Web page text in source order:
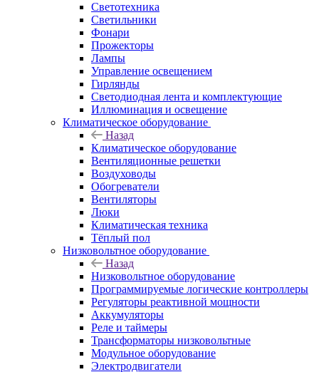
Светотехника
Светильники
Фонари
Прожекторы
Лампы
Управление освещением
Гирлянды
Светодиодная лента и комплектующие
Иллюминация и освещение
Климатическое оборудование
Назад
Климатическое оборудование
Вентиляционные решетки
Воздуховоды
Обогреватели
Вентиляторы
Люки
Климатическая техника
Тёплый пол
Низковольтное оборудование
Назад
Низковольтное оборудование
Программируемые логические контроллеры
Регуляторы реактивной мощности
Аккумуляторы
Реле и таймеры
Трансформаторы низковольтные
Модульное оборудование
Электродвигатели